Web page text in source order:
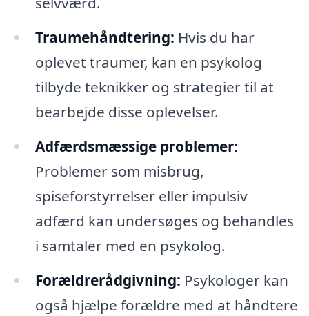
Traumehåndtering: Hvis du har
oplevet traumer, kan en psykolog
tilbyde teknikker og strategier til at
bearbejde disse oplevelser.
Adfærdsmæssige problemer:
Problemer som misbrug,
spiseforstyrrelser eller impulsiv
adfærd kan undersøges og behandles
i samtaler med en psykolog.
Forældrerådgivning: Psykologer kan
også hjælpe forældre med at håndtere